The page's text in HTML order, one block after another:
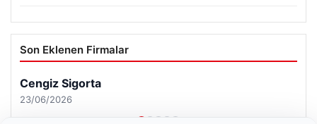
Son Eklenen Firmalar
Cengiz Sigorta
23/06/2026